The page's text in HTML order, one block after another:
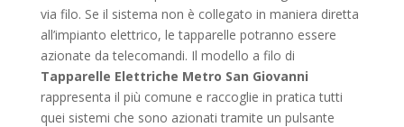
via filo. Se il sistema non è collegato in maniera diretta
all’impianto elettrico, le tapparelle potranno essere
azionate da telecomandi. Il modello a filo di
Tapparelle Elettriche Metro San Giovanni
rappresenta il più comune e raccoglie in pratica tutti
quei sistemi che sono azionati tramite un pulsante